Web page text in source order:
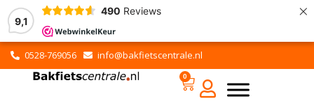
9,1
490 Reviews ×
0528-769056 info@bakfietscentrale.nl
0